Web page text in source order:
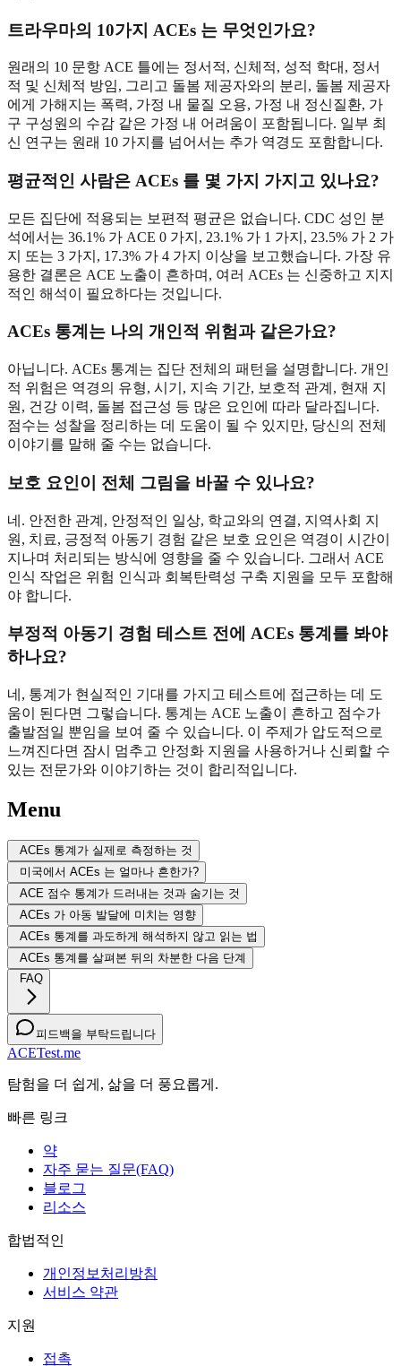
트라우마의 10가지 ACEs 는 무엇인가요?
원래의 10 문항 ACE 틀에는 정서적, 신체적, 성적 학대, 정서
적 및 신체적 방임, 그리고 돌봄 제공자와의 분리, 돌봄 제공자
에게 가해지는 폭력, 가정 내 물질 오용, 가정 내 정신질환, 가
구 구성원의 수감 같은 가정 내 어려움이 포함됩니다. 일부 최
신 연구는 원래 10 가지를 넘어서는 추가 역경도 포함합니다.
평균적인 사람은 ACEs 를 몇 가지 가지고 있나요?
모든 집단에 적용되는 보편적 평균은 없습니다. CDC 성인 분
석에서는 36.1% 가 ACE 0 가지, 23.1% 가 1 가지, 23.5% 가 2 가
지 또는 3 가지, 17.3% 가 4 가지 이상을 보고했습니다. 가장 유
용한 결론은 ACE 노출이 흔하며, 여러 ACEs 는 신중하고 지지
적인 해석이 필요하다는 것입니다.
ACEs 통계는 나의 개인적 위험과 같은가요?
아닙니다. ACEs 통계는 집단 전체의 패턴을 설명합니다. 개인
적 위험은 역경의 유형, 시기, 지속 기간, 보호적 관계, 현재 지
원, 건강 이력, 돌봄 접근성 등 많은 요인에 따라 달라집니다.
점수는 성찰을 정리하는 데 도움이 될 수 있지만, 당신의 전체
이야기를 말해 줄 수는 없습니다.
보호 요인이 전체 그림을 바꿀 수 있나요?
네. 안전한 관계, 안정적인 일상, 학교와의 연결, 지역사회 지
원, 치료, 긍정적 아동기 경험 같은 보호 요인은 역경이 시간이
지나며 처리되는 방식에 영향을 줄 수 있습니다. 그래서 ACE
인식 작업은 위험 인식과 회복탄력성 구축 지원을 모두 포함해
야 합니다.
부정적 아동기 경험 테스트 전에 ACEs 통계를 봐야
하나요?
네, 통계가 현실적인 기대를 가지고 테스트에 접근하는 데 도
움이 된다면 그렇습니다. 통계는 ACE 노출이 흔하고 점수가
출발점일 뿐임을 보여 줄 수 있습니다. 이 주제가 압도적으로
느껴진다면 잠시 멈추고 안정화 지원을 사용하거나 신뢰할 수
있는 전문가와 이야기하는 것이 합리적입니다.
Menu
ACEs 통계가 실제로 측정하는 것
미국에서 ACEs 는 얼마나 흔한가?
ACE 점수 통계가 드러내는 것과 숨기는 것
ACEs 가 아동 발달에 미치는 영향
ACEs 통계를 과도하게 해석하지 않고 읽는 법
ACEs 통계를 살펴본 뒤의 차분한 다음 단계
FAQ
피드백을 부탁드립니다
ACETest.me
탐험을 더 쉽게, 삶을 더 풍요롭게.
빠른 링크
약
자주 묻는 질문(FAQ)
블로그
리소스
합법적인
개인정보처리방침
서비스 약관
지원
접촉